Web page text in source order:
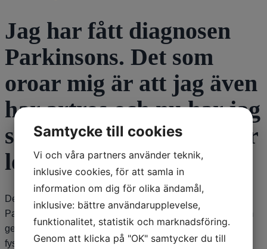
Jag har fått diagnosen
Parkinsons. Det som
oroar mig är att jag även
har artros och nu har jag
så förtvivlat ont i allt fler
leder. Vad kan jag göra?
Den värk som beror på Parkinson behandlas ofta bra av
Parkinsonläkemedel. Men om det är artrosen i lederna som
ger värken behövs nog smärtstillande av något slag, eller
fysioterapi, alternativt förstås operation om det är artros i de
Samtycke till cookies
Vi och våra partners använder teknik,
inklusive cookies, för att samla in
information om dig för olika ändamål,
inklusive: bättre användarupplevelse,
funktionalitet, statistik och marknadsföring.
Genom att klicka på "OK" samtycker du till